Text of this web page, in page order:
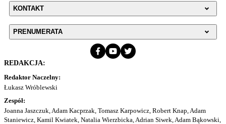
KONTAKT
PRENUMERATA
REDAKCJA:
Redaktor Naczelny:
Łukasz Wróblewski
Zespół:
Joanna Jaszczuk, Adam Kacprzak, Tomasz Karpowicz, Robert Knap, Adam
Staniewicz, Kamil Kwiatek, Natalia Wierzbicka, Adrian Siwek, Adam Bąkowski,